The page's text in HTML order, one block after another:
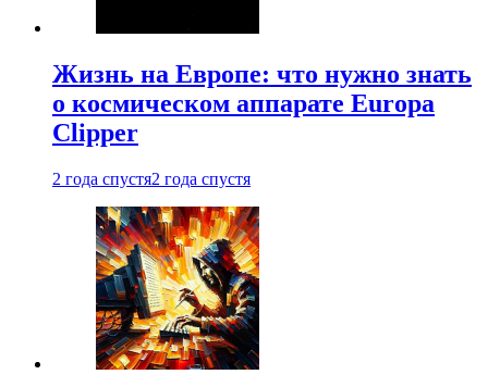
Жизнь на Европе: что нужно знать
о космическом аппарате Europa
Clipper
2 года спустя2 года спустя